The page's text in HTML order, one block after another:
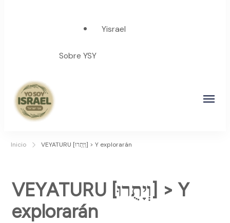
Yisrael
Sobre YSY
"La suma de tu palabra, es verdad"
Inicio VEYATURU [וְיָתֻרוּ] > Y explorarán
VEYATURU [וְיָתֻרוּ] > Y
explorarán